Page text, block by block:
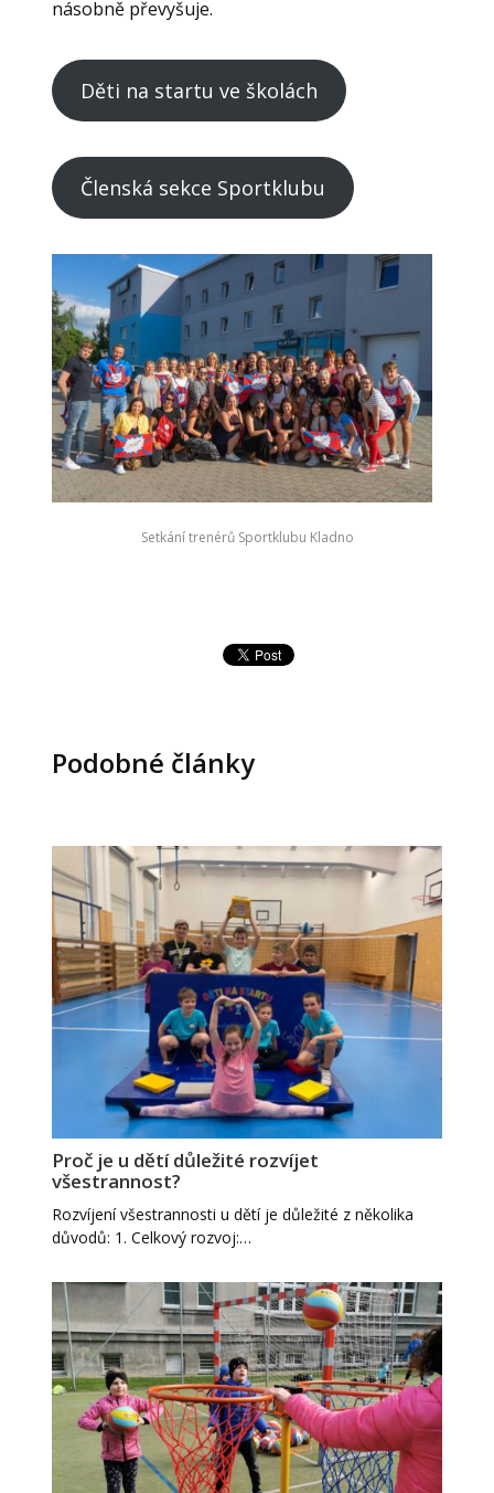
násobně převyšuje.
Děti na startu ve školách
Členská sekce Sportklubu
Setkání trenérů Sportklubu Kladno
Podobné články
Proč je u dětí důležité rozvíjet
všestrannost?
Rozvíjení všestrannosti u dětí je důležité z několika
důvodů: 1. Celkový rozvoj:…